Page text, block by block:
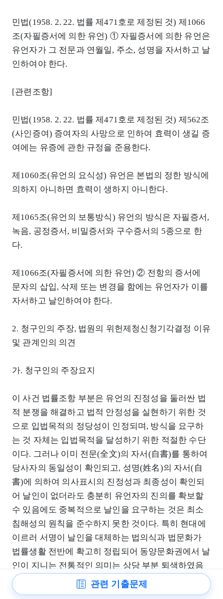
민법(1958. 2. 22. 법률 제471호로 제정된 것) 제1066
조(자필증서에 의한 유언) ① 자필증서에 의한 유언은
유언자가 그 전문과 연월일, 주소, 성명을 자서하고 날
인하여야 한다.
[관련조항]
민법(1958. 2. 22. 법률 제471호로 제정된 것) 제562조
(사인증여) 증여자의 사망으로 인하여 효력이 생길 증
여에는 유증에 관한 규정을 준용한다.
제1060조(유언의 요식성) 유언은 본법의 정한 방식에
의하지 아니하면 효력이 생하지 아니한다.
제1065조(유언의 보통방식) 유언의 방식은 자필증서,
녹음, 공정증서, 비밀증서와 구수증서의 5종으로 한
다.
제1066조(자필증서에 의한 유언) ② 전항의 증서에
문자의 삽입, 삭제 또는 변경을 함에는 유언자가 이를
자서하고 날인하여야 한다.
2. 청구인의 주장, 법원의 위헌제청신청기각결정 이유
및 관계인의 의견
가. 청구인의 주장요지
이 사건 법률조항 부분은 유언의 진정성을 둘러싼 법
적 분쟁을 해결하고 법적 안정성을 실현하기 위한 것
으로 입법목적의 정당성이 인정되며, 방식을 요구하
는 것 자체는 입법목적을 달성하기 위한 적절한 수단
이다. 그러나 이미 전문(全文)의 자서(自書)를 통하여
당사자의 동일성이 확인되고, 성명(姓名)의 자서(自
書)에 의하여 의사표시의 진정성과 최종성이 확인되
어 날인이 없더라도 충분히 유언자의 진의를 확보할
수 있음에도 중복적으로 날인을 요구하는 것은 최소
침해성의 원칙을 준수하지 못한 것이다. 특히 현대에
이르러 서명이 날인을 대체하는 법의식과 법문화가
법률생활 전반에 확고히 정립되어 동양문화권에서 날
인이 지니는 전통적인 의미는 상당 부분 퇴색하였음
에도 불구하고 서명에 더하여 날인까지 요구하는 것
은 법적 안정성이라는 공익을 위하여 유언자의 진의
관련 기출문제